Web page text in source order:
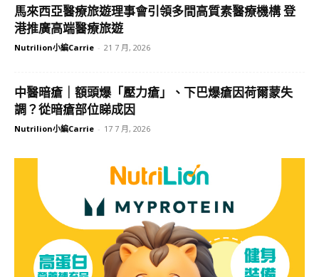
馬來西亞醫療旅遊理事會引領多間高質素醫療機構 登
港推廣高端醫療旅遊
Nutrilion小編Carrie - 21 7 月, 2026
中醫暗瘡｜額頭爆「壓力瘡」、下巴爆瘡因荷爾蒙失
調？從暗瘡部位睇成因
Nutrilion小編Carrie - 17 7 月, 2026